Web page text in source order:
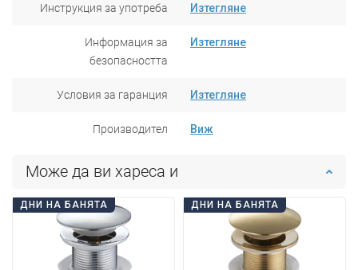
Инструкция за употреба Изтегляне
Информация за
безопасността
Изтегляне
Условия за гаранция Изтегляне
Производител Виж
Може да ви хареса и
ДНИ НА БАНЯТА ДНИ НА БАНЯТА